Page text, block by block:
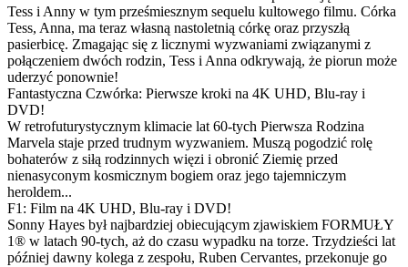
Tess i Anny w tym prześmiesznym sequelu kultowego filmu. Córka
Tess, Anna, ma teraz własną nastoletnią córkę oraz przyszłą
pasierbicę. Zmagając się z licznymi wyzwaniami związanymi z
połączeniem dwóch rodzin, Tess i Anna odkrywają, że piorun może
uderzyć ponownie!
Fantastyczna Czwórka: Pierwsze kroki na 4K UHD, Blu-ray i
DVD!
W retrofuturystycznym klimacie lat 60-tych Pierwsza Rodzina
Marvela staje przed trudnym wyzwaniem. Muszą pogodzić rolę
bohaterów z siłą rodzinnych więzi i obronić Ziemię przed
nienasyconym kosmicznym bogiem oraz jego tajemniczym
heroldem...
F1: Film na 4K UHD, Blu-ray i DVD!
Sonny Hayes był najbardziej obiecującym zjawiskiem FORMUŁY
1® w latach 90-tych, aż do czasu wypadku na torze. Trzydzieści lat
później dawny kolega z zespołu, Ruben Cervantes, przekonuje go